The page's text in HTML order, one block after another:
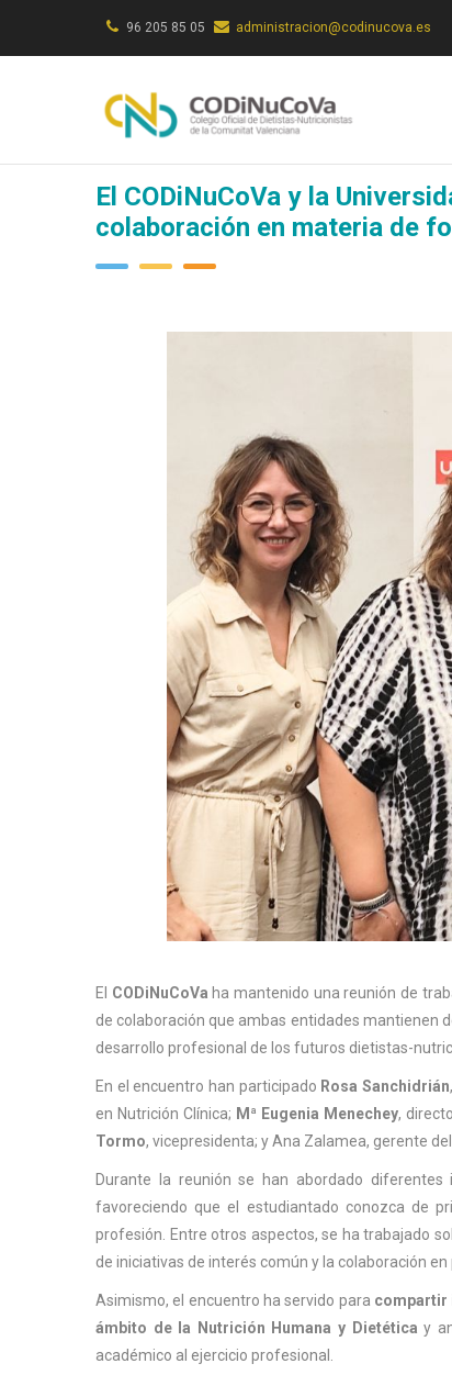
96 205 85 05 administracion@codinucova.es
El CODiNuCoVa y la
colaboración en materia de
El CODiNuCoVa ha mantenido una reunión de
de colaboración que ambas entidades mantienen
desarrollo profesional de los futuros dietistas-
En el encuentro han participado Rosa Sanchidrián
en Nutrición Clínica; Mª Eugenia Menechey,
Tormo, vicepresidenta; y Ana Zalamea, gerente del
Durante la reunión se han abordado diferentes
favoreciendo que el estudiantado conozca de
profesión. Entre otros aspectos, se ha trabajado
de iniciativas de interés común y la colaboración
Asimismo, el encuentro ha servido para compartir
ámbito de la Nutrición Humana y Dietética y
académico al ejercicio profesional.